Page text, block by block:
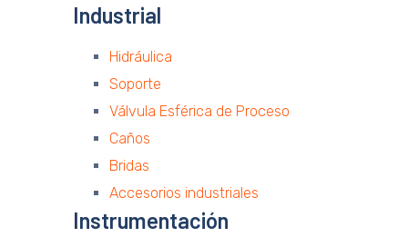
Industrial
Hidráulica
Soporte
Válvula Esférica de Proceso
Caños
Bridas
Accesorios industriales
Instrumentación